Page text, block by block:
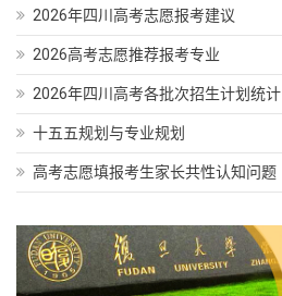
2026年四川高考志愿报考建议
2026高考志愿推荐报考专业
2026年四川高考各批次招生计划统计
十五五规划与专业规划
高考志愿填报考生家长共性认知问题